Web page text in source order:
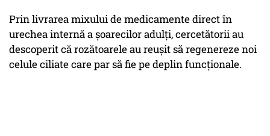
Prin livrarea mixului de medicamente direct în
urechea internă a șoarecilor adulți, cercetătorii au
descoperit că rozătoarele au reușit să regenereze noi
celule ciliate care par să fie pe deplin funcționale.